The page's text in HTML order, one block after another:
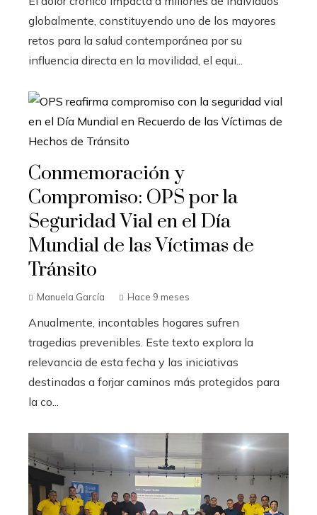
globalmente, constituyendo uno de los mayores
retos para la salud contemporánea por su
influencia directa en la movilidad, el equi...
Conmemoración y
Compromiso: OPS por la
Seguridad Vial en el Día
Mundial de las Víctimas de
Tránsito
Manuela García Hace 9 meses
Anualmente, incontables hogares sufren
tragedias prevenibles. Este texto explora la
relevancia de esta fecha y las iniciativas
destinadas a forjar caminos más protegidos para
la co...